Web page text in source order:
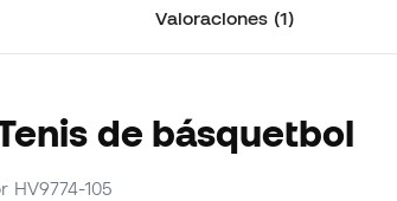
Valoraciones (1)
de básquetbol
HV9774-105